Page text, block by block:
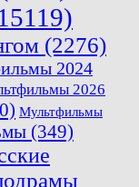
(2276)
2024
2026
Мультфильмы
(349)